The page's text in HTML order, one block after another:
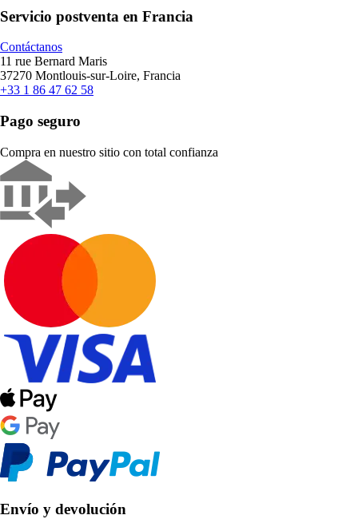
Servicio postventa en Francia
Contáctanos
11 rue Bernard Maris
37270 Montlouis-sur-Loire, Francia
+33 1 86 47 62 58
Pago seguro
Compra en nuestro sitio con total confianza
Envío y devolución